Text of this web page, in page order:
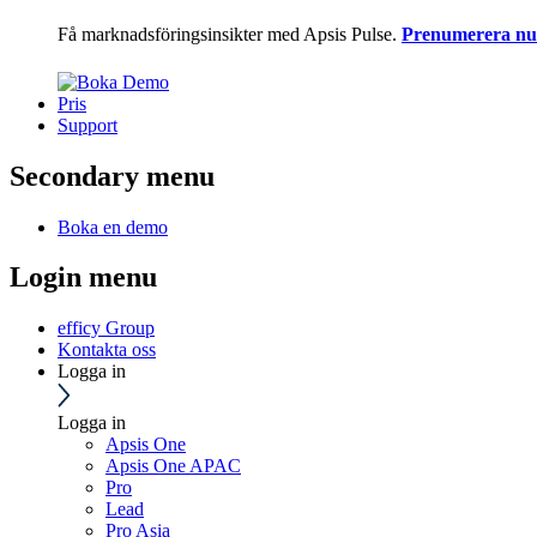
Få marknadsföringsinsikter med Apsis Pulse. Prenumerera
Pris
Support
Secondary menu
Boka en demo
Login menu
efficy Group
Kontakta oss
Logga in
Logga in
Apsis One
Apsis One APAC
Pro
Lead
Pro Asia